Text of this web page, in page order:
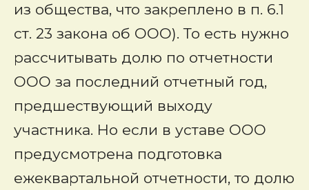
из общества, что закреплено в п. 6.1
ст. 23 закона об ООО). То есть нужно
рассчитывать долю по отчетности
ООО за последний отчетный год,
предшествующий выходу
участника. Но если в уставе ООО
предусмотрена подготовка
ежеквартальной отчетности, то долю